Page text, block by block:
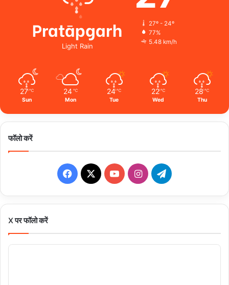
Pratāpgarh
Light Rain
27º - 24º
77%
5.48 km/h
27 ℃
Sun
24 ℃
Mon
24 ℃
Tue
22 ℃
Wed
28 ℃
Thu
फॉलो करें
Facebook
X YouTubeInstagramTelegram
X पर फॉलो करें